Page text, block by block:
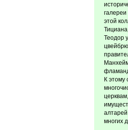
этой
Теодор
К этому
многих